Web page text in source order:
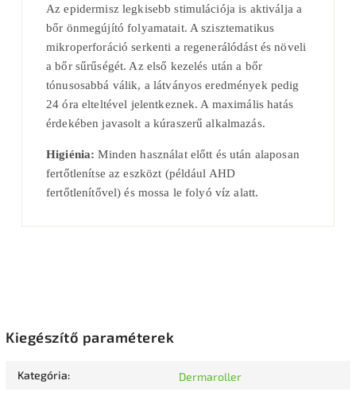
Az epidermisz legkisebb stimulációja is aktiválja a
bőr önmegújító folyamatait. A szisztematikus
mikroperforáció serkenti a regenerálódást és növeli
a bőr sűrűségét. Az első kezelés után a bőr
tónusosabbá válik, a látványos eredmények pedig
24 óra elteltével jelentkeznek. A maximális hatás
érdekében javasolt a kúraszerű alkalmazás.
Higiénia: Minden használat előtt és után alaposan
fertőtlenítse az eszközt (például AHD
fertőtlenítővel) és mossa le folyó víz alatt.
Kiegészítő paraméterek
Kategória: Dermaroller